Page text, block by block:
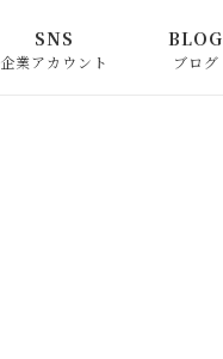
SNS
企業アカウント
BLOG
ブログ